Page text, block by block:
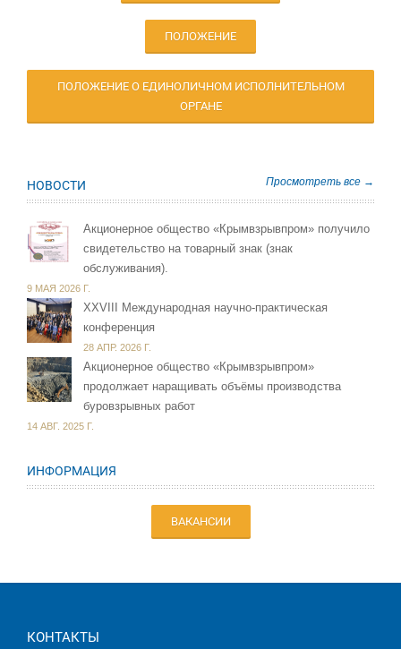
ПОЛОЖЕНИЕ
ПОЛОЖЕНИЕ О ЕДИНОЛИЧНОМ ИСПОЛНИТЕЛЬНОМ
ОРГАНЕ
НОВОСТИ Просмотреть все →
Акционерное общество «Крымвзрывпром» получило
свидетельство на товарный знак (знак
обслуживания).
9 МАЯ 2026 Г.
XXVIII Международная научно-практическая
конференция
28 АПР. 2026 Г.
Акционерное общество «Крымвзрывпром»
продолжает наращивать объёмы производства
буровзрывных работ
14 АВГ. 2025 Г.
ИНФОРМАЦИЯ
ВАКАНСИИ
КОНТАКТЫ